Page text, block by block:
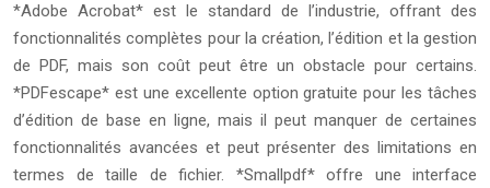
*Adobe Acrobat* est le standard de l’industrie, offrant des
fonctionnalités complètes pour la création, l’édition et la gestion
de PDF, mais son coût peut être un obstacle pour certains.
*PDFescape* est une excellente option gratuite pour les tâches
d’édition de base en ligne, mais il peut manquer de certaines
fonctionnalités avancées et peut présenter des limitations en
termes de taille de fichier. *Smallpdf* offre une interface